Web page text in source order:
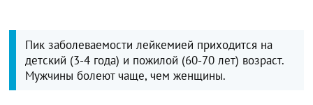
Пик заболеваемости лейкемией приходится на
детский (3-4 года) и пожилой (60-70 лет) возраст.
Мужчины болеют чаще, чем женщины.